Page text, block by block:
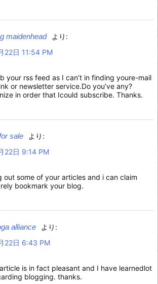
maidenhead
より:
22日 11:54 PM
your rss feed as I can’t in finding youre-mail
or newsletter service.Do you’ve any?
in order that Icould subscribe. Thanks.
sale
より:
22日 9:14 PM
out some of your articles and i can claim
bookmark your blog.
alliance
より:
22日 6:43 PM
is in fact pleasant and I have learnedlot
blogging. thanks.